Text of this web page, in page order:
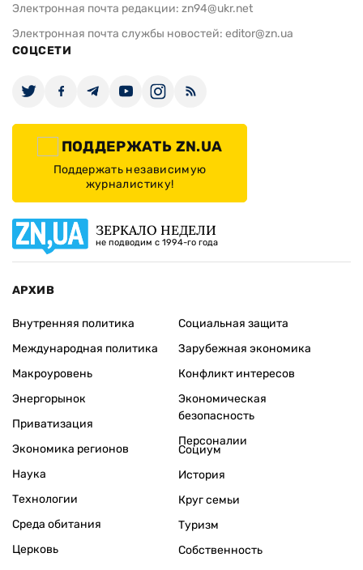
Электронная почта редакции: zn94@ukr.net
Электронная почта службы новостей: editor@zn.ua
СОЦСЕТИ
ПОДДЕРЖАТЬ ZN.UA
Поддержать независимую
журналистику!
ЗЕРКАЛО НЕДЕЛИ
не подводим с 1994-го года
АРХИВ
Внутренняя политика
Международная политика
Макроуровень
Энергорынок
Приватизация
Экономика регионов
Социальная защита
Зарубежная экономика
Конфликт интересов
Экономическая
безопасность
Персоналии
Наука
Технологии
Среда обитания
Церковь
Социум
История
Круг семьи
Туризм
Собственность